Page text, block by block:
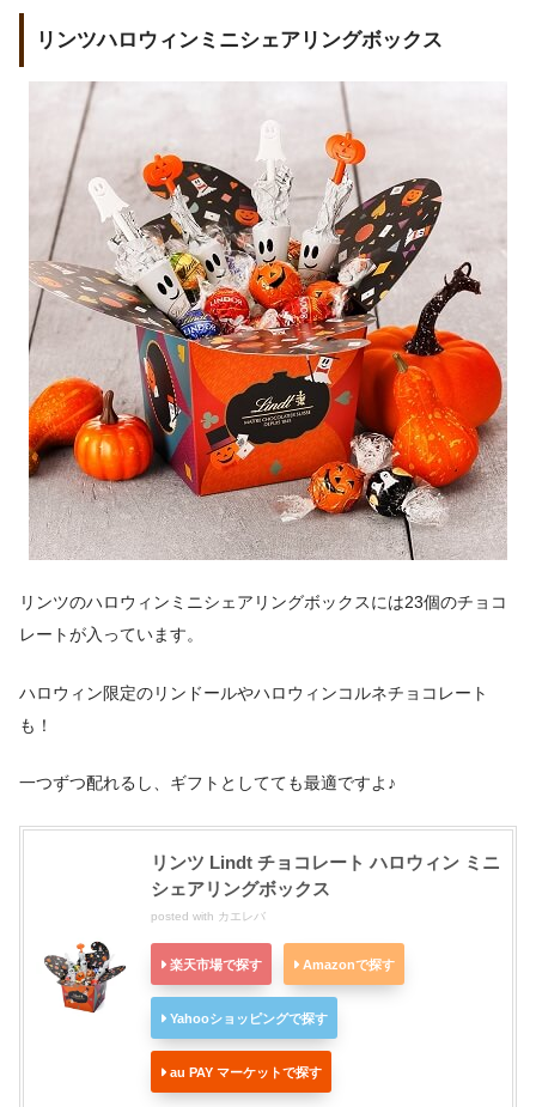
リンツハロウィンミニシェアリングボックス
リンツのハロウィンミニシェアリングボックスには23個のチョコ
レートが入っています。
ハロウィン限定のリンドールやハロウィンコルネチョコレート
も！
一つずつ配れるし、ギフトとしてても最適ですよ♪
リンツ Lindt チョコレート ハロウィン ミニ
シェアリングボックス
posted with カエレバ
楽天市場で探す Amazonで探す
Yahooショッピングで探す
au PAY マーケットで探す